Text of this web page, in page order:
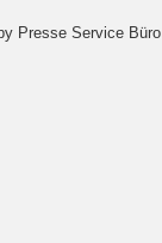
Presse Service Büro